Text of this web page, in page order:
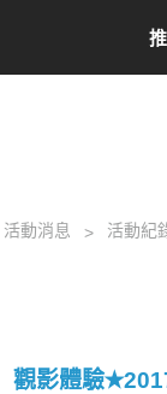
活動消息 活動紀
觀影體驗